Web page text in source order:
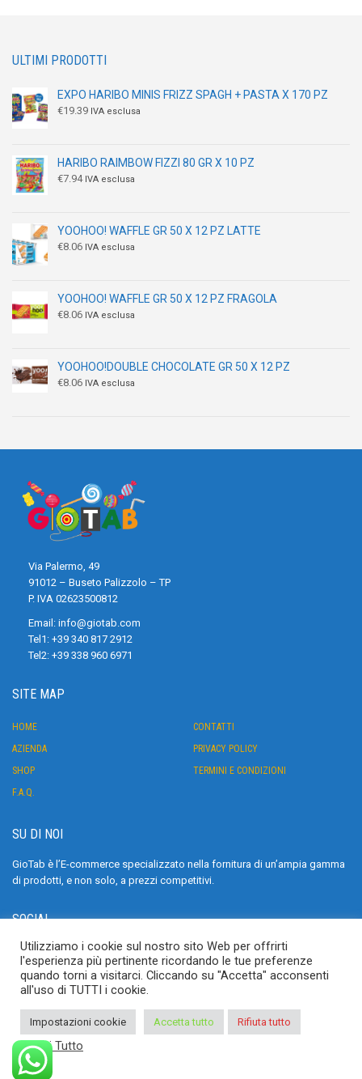
ULTIMI PRODOTTI
EXPO HARIBO MINIS FRIZZ SPAGH + PASTA X 170 PZ
€19.39 IVA esclusa
HARIBO RAIMBOW FIZZI 80 GR X 10 PZ
€7.94 IVA esclusa
YOOHOO! WAFFLE GR 50 X 12 PZ LATTE
€8.06 IVA esclusa
YOOHOO! WAFFLE GR 50 X 12 PZ FRAGOLA
€8.06 IVA esclusa
YOOHOO!DOUBLE CHOCOLATE GR 50 X 12 PZ
€8.06 IVA esclusa
Via Palermo, 49
91012 – Buseto Palizzolo – TP
P. IVA 02623500812
Email: info@giotab.com
Tel1: +39 340 817 2912
Tel2: +39 338 960 6971
SITE MAP
HOME
AZIENDA
SHOP
F.A.Q.
CONTATTI
PRIVACY POLICY
TERMINI E CONDIZIONI
SU DI NOI
GioTab è l’E-commerce specializzato nella fornitura di un’ampia gamma
di prodotti, e non solo, a prezzi competitivi.
SOCIAL
>
Copyright © 2023 GIOTAB. Sito realizzato da
Utilizziamo i cookie sul nostro sito Web per offrirti
l'esperienza più pertinente ricordando le tue preferenze
quando torni a visitarci. Cliccando su "Accetta" acconsenti
all'uso di TUTTI i cookie.
Impostazioni cookie Accetta tutto Rifiuta tutto
Leggi Tutto